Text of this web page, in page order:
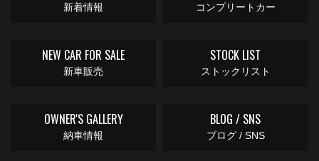
新着情報 コンプリートカー
NEW CAR FOR SALE
新車販売
STOCK LIST
ストックリスト
OWNER'S GALLERY
納車情報
BLOG / SNS
ブログ / SNS